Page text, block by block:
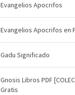
Evangelios Apocrifos
Evangelios Apocrifos en
Gadu Significado
Gnosis Libros PDF
Gratis